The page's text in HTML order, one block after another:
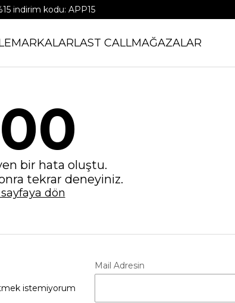
indirim kodu: APP15
MARKALARLAST CALLMAĞAZALAR
bir hata oluştu.
tekrar deneyiniz.
dön
istemiyorum
Mail Adresin